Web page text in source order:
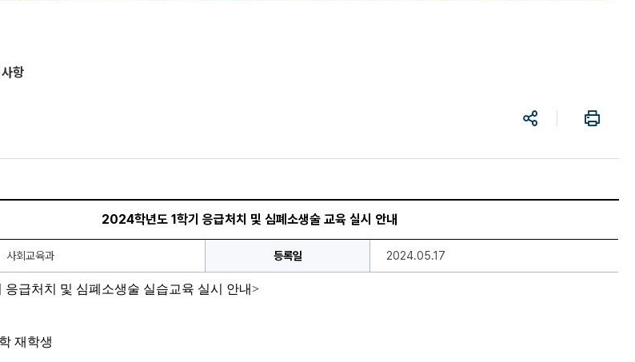
항
공
프
린
2024학년도 1학기 응급처치 및 심폐소생술 교육 실시 안내
사회교육과 등록일 2024.05.17
응급처치 및 심폐소생술 실습교육 실시 안내>
재학생